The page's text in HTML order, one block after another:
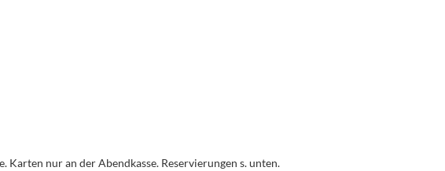
nur an der Abendkasse. Reservierungen s. unten.